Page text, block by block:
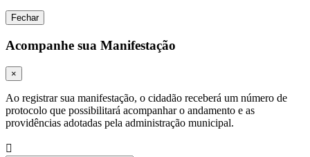
Fechar
Acompanhe sua Manifestação
×
Ao registrar sua manifestação, o cidadão receberá um número de
protocolo que possibilitará acompanhar o andamento e as
providências adotadas pela administração municipal.